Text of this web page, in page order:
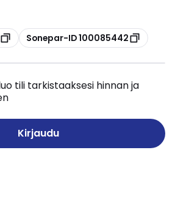
Kopioi
Sonepar-ID 100085442
tili tarkistaaksesi hinnan ja
Kirjaudu